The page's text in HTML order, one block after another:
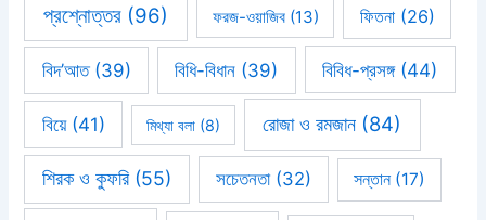
প্রশ্নোত্তর (96) ফরজ-ওয়াজিব(13) ফিতনা(26)
বিদ’আত(39) বিধি-বিধান (39) বিবিধ-প্রসঙ্গ(44)
বিয়ে(41) মিথ্যা বলা(8) রোজা ও রমজান (84)
শিরক ও কুফরি(55) সচেতনতা(32) সন্তান(17)